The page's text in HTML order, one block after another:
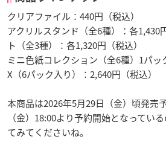
クリアファイル：440円（税込）
アクリルスタンド（全6種）：各1,430
ト（全3種）：各1,320円（税込）
ミニ色紙コレクション（全6種）1パ
X（6パック入り）：2,640円（税込）
本商品は2026年5月29日（金）頃発売
（金）18:00より予約開始となってい
てみてくださいね。